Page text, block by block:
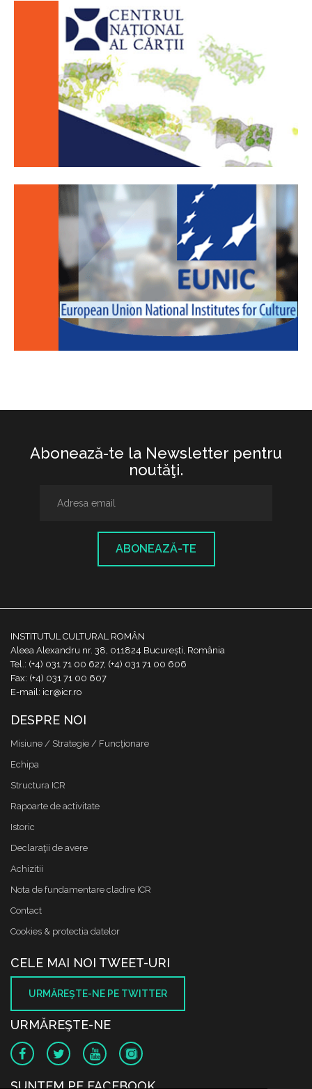
Abonează-te la Newsletter pentru
noutăţi.
ABONEAZĂ-TE
INSTITUTUL CULTURAL ROMÂN
Aleea Alexandru nr. 38, 011824 București, România
Tel.: (+4) 031 71 00 627, (+4) 031 71 00 606
Fax: (+4) 031 71 00 607
E-mail: icr@icr.ro
DESPRE NOI
Misiune / Strategie / Funcţionare
Echipa
Structura ICR
Rapoarte de activitate
Istoric
Declaraţii de avere
Achizitii
Nota de fundamentare cladire ICR
Contact
Cookies & protectia datelor
CELE MAI NOI TWEET-URI
URMĂREŞTE-NE PE TWITTER
URMĂREŞTE-NE
SUNTEM PE FACEBOOK